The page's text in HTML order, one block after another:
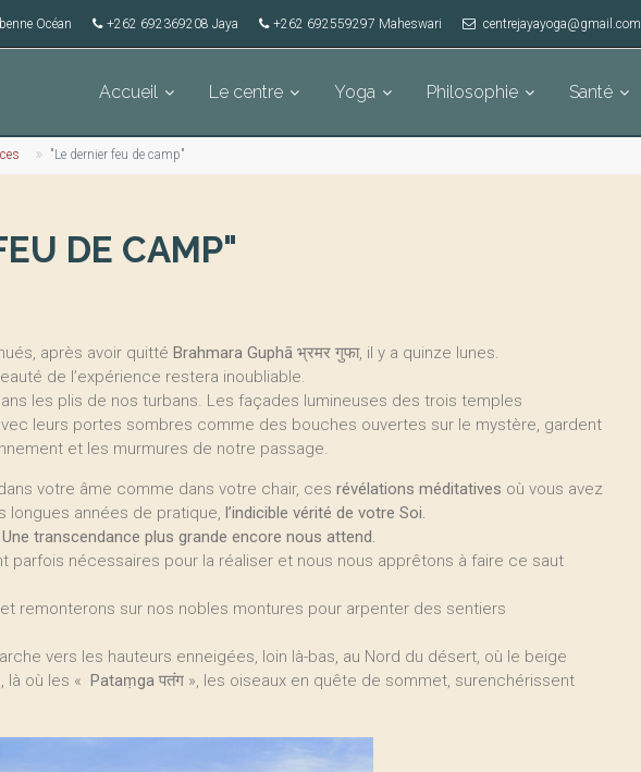
Océan +262 692369208 Jaya +262 692559297 Maheswari centrejayayoga@gmail.com
Accueil Le centre Yoga Philosophie Santé
"Le dernier feu de camp"
DE CAMP"
après avoir quitté Brahmara Guphā भ्रमर गुफा, il y a quinze lunes.
de l’expérience restera inoubliable.
les plis de nos turbans. Les façades lumineuses des trois temples
leurs portes sombres comme des bouches ouvertes sur le mystère, gardent
et les murmures de notre passage.
votre âme comme dans votre chair, ces révélations méditatives où vous avez
années de pratique, l’indicible vérité de votre Soi.
transcendance plus grande encore nous attend.
parfois nécessaires pour la réaliser et nous nous apprêtons à faire ce saut
remonterons sur nos nobles montures pour arpenter des sentiers
vers les hauteurs enneigées, loin là-bas, au Nord du désert, où le beige
là où les « Pataṃga पतंग », les oiseaux en quête de sommet, surenchérissent